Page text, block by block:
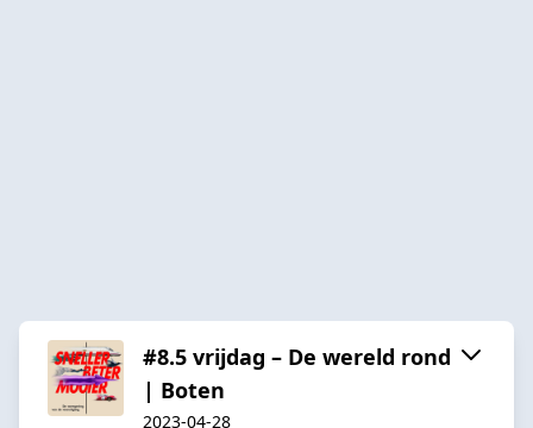
#8.5 vrijdag – De wereld rond
| Boten
2023-04-28